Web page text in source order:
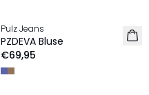
NEU
Pulz Jeans
PZDEVA Bluse
€69,95